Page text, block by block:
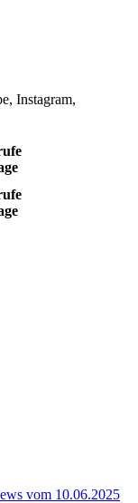
Instagram,
vom 10.06.2025